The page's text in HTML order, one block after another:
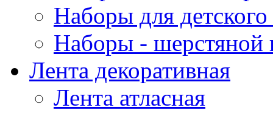
Наборы для
Наборы - шерстяной
Лента декоративная
Лента атласная